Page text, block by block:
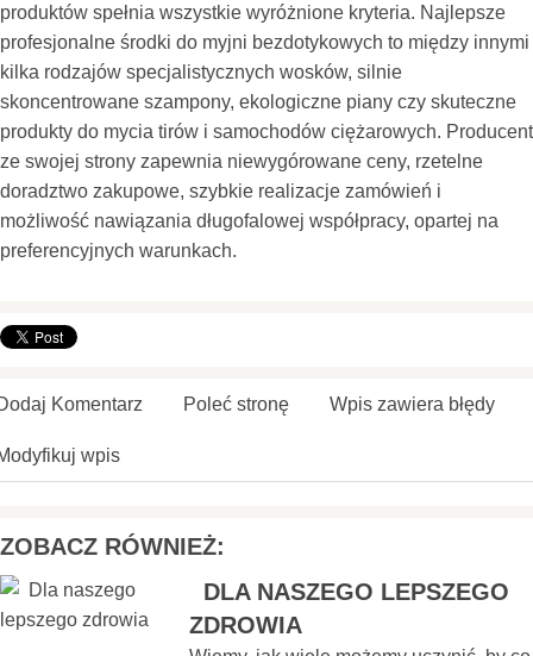
produktów spełnia wszystkie wyróżnione kryteria. Najlepsze
profesjonalne środki do myjni bezdotykowych to między innymi
kilka rodzajów specjalistycznych wosków, silnie
skoncentrowane szampony, ekologiczne piany czy skuteczne
produkty do mycia tirów i samochodów ciężarowych. Producent
ze swojej strony zapewnia niewygórowane ceny, rzetelne
doradztwo zakupowe, szybkie realizacje zamówień i
możliwość nawiązania długofalowej współpracy, opartej na
preferencyjnych warunkach.
Komentarz Poleć stronę Wpis zawiera błędy
wpis
ZOBACZ RÓWNIEŻ:
DLA NASZEGO LEPSZEGO
ZDROWIA